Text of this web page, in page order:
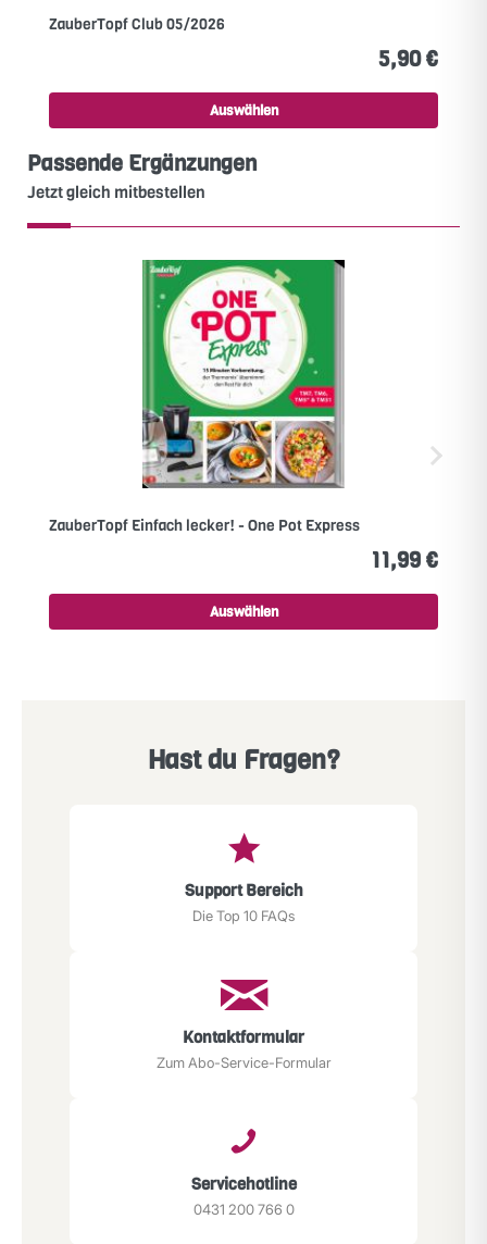
ZauberTopf Club 05/2026
5,90 €
Auswählen
Passende Ergänzungen
Jetzt gleich mitbestellen
ZauberTopf Einfach lecker! - One Pot Express
11,99 €
Auswählen
Hast du Fragen?
Support Bereich
Die Top 10 FAQs
Kontaktformular
Zum Abo-Service-Formular
Servicehotline
0431 200 766 0